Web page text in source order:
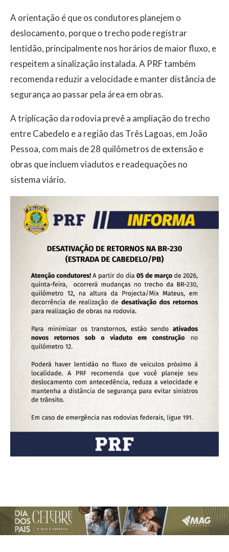
A orientação é que os condutores planejem o
deslocamento, porque o trecho pode registrar
lentidão, principalmente nos horários de maior fluxo, e
respeitem a sinalização instalada. A PRF também
recomenda reduzir a velocidade e manter distância de
segurança ao passar pela área em obras.
A triplicação da rodovia prevê a ampliação do trecho
entre Cabedelo e a região das Três Lagoas, em João
Pessoa, com mais de 28 quilômetros de extensão e
obras que incluem viadutos e readequações no
sistema viário.